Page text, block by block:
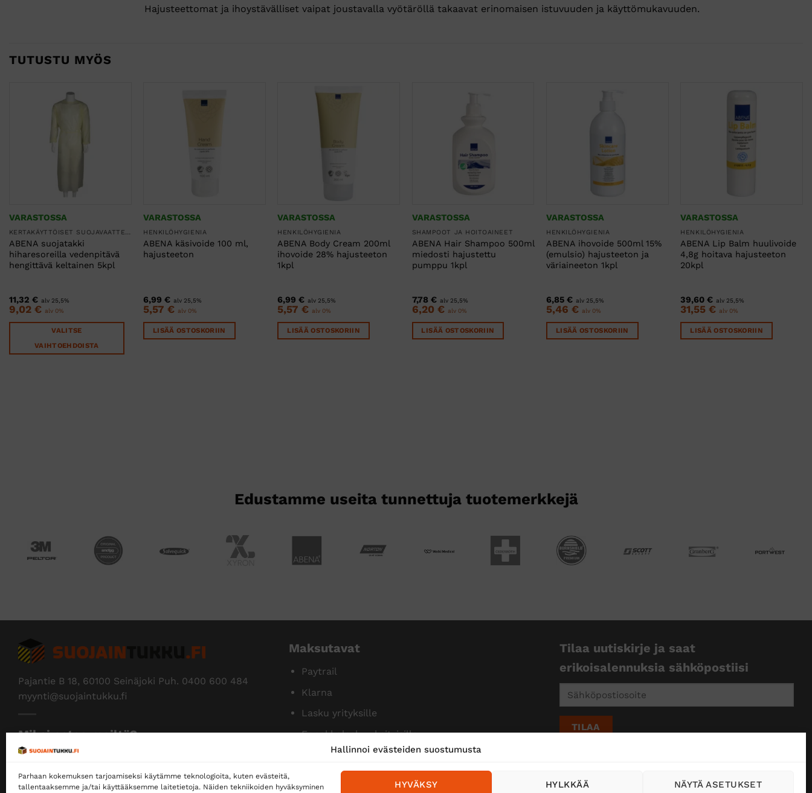
Hallinnoi evästeiden suostumusta
Parhaan kokemuksen tarjoamiseksi käytämme teknologioita, kuten evästeitä,
tallentaaksemme ja/tai käyttääksemme laitetietoja. Näiden tekniikoiden hyväksyminen
HYVÄKSY HYLKKÄÄ NÄYTÄ ASETUKSET
Hajusteettomat ja ihoystävälliset vaipat joustavalla vyötäröllä takaavat erinomaisen istuvuuden ja käyttömukavuuden.
TUTUSTU MYÖS
VARASTOSSA
KERTAKÄYTTÖISET SUOJAVAATTEET
ABENA suojatakki
hiharesoreilla vedenpitävä
hengittävä keltainen 5kpl
11,32 € alv 25,5%
9,02 € alv 0%
VALITSE
VAIHTOEHDOISTA
VARASTOSSA
HENKILÖHYGIENIA
ABENA käsivoide 100 ml,
hajusteeton
6,99€ alv 25,5%
5,57€ alv 0%
LISÄÄ OSTOSKORIIN
VARASTOSSA
HENKILÖHYGIENIA
ABENA Body Cream 200ml
ihovoide 28% hajusteeton
1kpl
6,99€ alv 25,5%
5,57€ alv 0%
LISÄÄ OSTOSKORIIN
VARASTOSSA
SHAMPOOT JA HOITOAINEET
ABENA Hair Shampoo 500ml
miedosti hajustettu
pumppu 1kpl
7,78 € alv 25,5%
6,20 € alv 0%
LISÄÄ OSTOSKORIIN
VARASTOSSA
HENKILÖHYGIENIA
ABENA ihovoide 500ml 15%
(emulsio) hajusteeton ja
väriaineeton 1kpl
6,85€ alv 25,5%
5,46€ alv 0%
LISÄÄ OSTOSKORIIN
VARASTOSSA
HENKILÖHYGIENIA
ABENA Lip Balm huulivoide
4,8g hoitava hajusteeton
20kpl
39,60€ alv 25,5%
31,55€ alv 0%
LISÄÄ OSTOSKORIIN
Edustamme useita tunnettuja tuotemerkkejä
Pajantie B 18, 60100 Seinäjoki Puh. 0400 600 484
myynti@suojaintukku.fi
Miksi ostaa meiltä?
Ostaminen ei edellytä rekisteröitymistä
Maksutavat
Paytrail
Klarna
Lasku yrityksille
Ennakkolasku yksityisille
Tilaa uutiskirje ja saat
erikoisalennuksia sähköpostiisi